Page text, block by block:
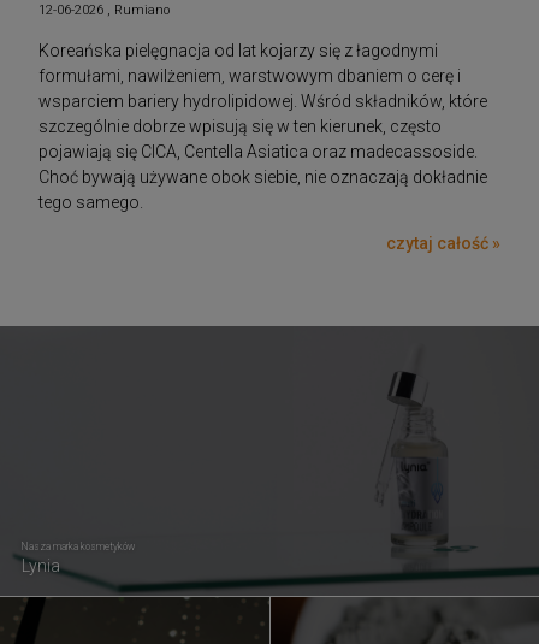
12-06-2026 , Rumiano
Koreańska pielęgnacja od lat kojarzy się z łagodnymi
formułami, nawilżeniem, warstwowym dbaniem o cerę i
wsparciem bariery hydrolipidowej. Wśród składników, które
szczególnie dobrze wpisują się w ten kierunek, często
pojawiają się CICA, Centella Asiatica oraz madecassoside.
Choć bywają używane obok siebie, nie oznaczają dokładnie
tego samego.
czytaj całość »
Nasza marka kosmetyków
Lynia